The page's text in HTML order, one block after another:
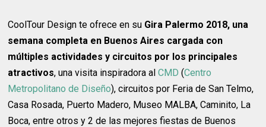
CoolTour Design te ofrece en su Gira Palermo 2018, una
semana completa en Buenos Aires cargada con
múltiples actividades y circuitos por los principales
atractivos, una visita inspiradora alCMD (Centro
Metropolitano de Diseño), circuitos por Feria de San Telmo,
Casa Rosada, Puerto Madero, Museo MALBA, Caminito, La
Boca, entre otros y 2 de las mejores fiestas de Buenos